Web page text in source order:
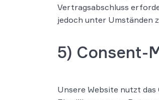
Vertragsabschluss
jedoch unter Umständen
5) Consent-
Unsere Website nutzt das